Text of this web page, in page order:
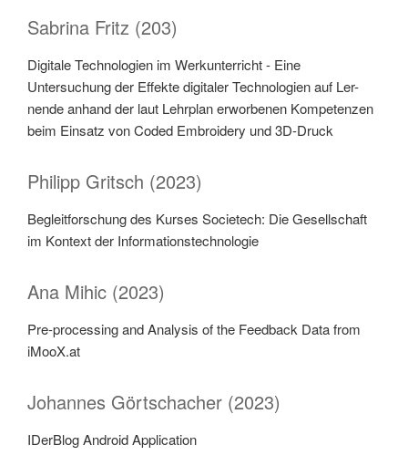
Sabrina Fritz (203)
Digitale Technologien im Werkunterricht - Eine
Untersuchung der Effekte digitaler Technologien auf Ler-
nende anhand der laut Lehrplan erworbenen Kompetenzen
beim Einsatz von Coded Embroidery und 3D-Druck
Philipp Gritsch (2023)
Begleitforschung des Kurses Societech: Die Gesellschaft
im Kontext der Informationstechnologie
Ana Mihic (2023)
Pre-processing and Analysis of the Feedback Data from
iMooX.at
Johannes Görtschacher (2023)
IDerBlog Android Application